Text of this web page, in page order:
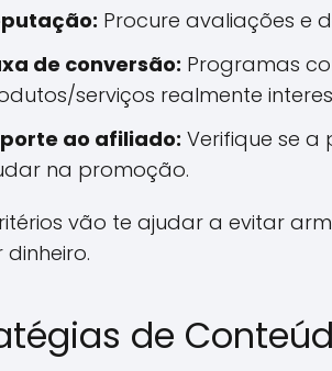
Procure avaliações e
de conversão: Programas
serviços realmente
ao afiliado: Verifique se
na promoção.
vão te ajudar a evitar
de